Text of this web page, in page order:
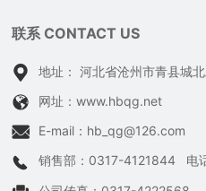
联系 CONTACT US
地址： 河北省沧州市青县城
网址：www.hbqg.net
E-mail： hb_qg@126.com
销售部： 0317-4121844 电